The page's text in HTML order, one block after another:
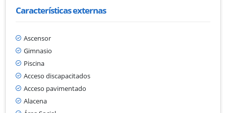
Características externas
Ascensor
Gimnasio
Piscina
Acceso discapacitados
Acceso pavimentado
Alacena